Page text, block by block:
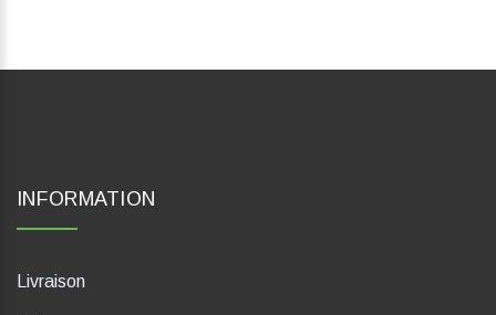
INFORMATION
Livraison